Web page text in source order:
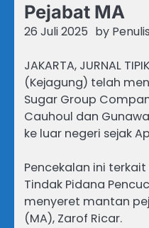
Pejabat MA
26 Juli 2025 by Penulis
JAKARTA, JURNAL
(Kejagung) telah
Sugar Group
Cauhoul dan
ke luar negeri sejak
Pencekalan ini
Tindak Pidana
menyeret mantan
(MA), Zarof Ricar.